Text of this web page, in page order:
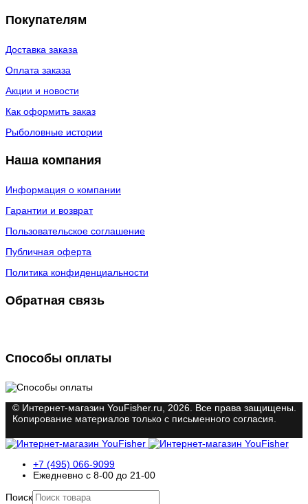
Покупателям
Доставка заказа
Оплата заказа
Акции и новости
Как оформить заказ
Рыболовные истории
Наша компания
Информация о компании
Гарантии и возврат
Пользовательское соглашение
Публичная оферта
Политика конфиденциальности
Обратная связь
Способы оплаты
© Интернет-магазин YouFisher.ru, 2026. Все права защищены.
Копирование материалов только с письменного согласия.
+7 (495) 066-9099
Ежедневно с 8-00 до 21-00
Поиск